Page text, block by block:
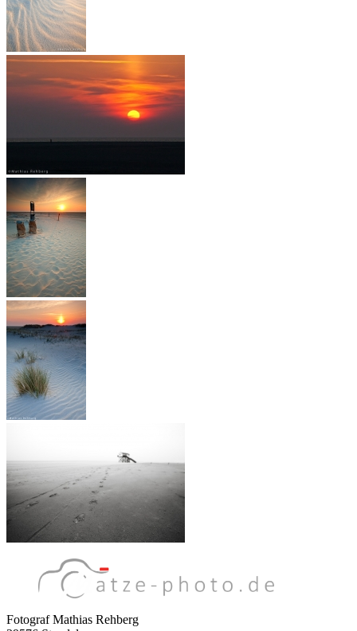
Fotograf Mathias Rehberg